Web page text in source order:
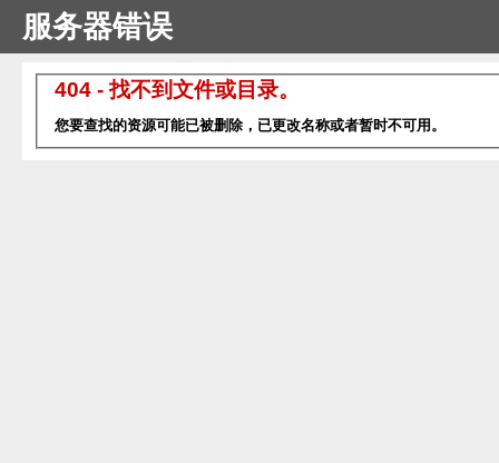
服务器错误
404 - 找不到文件或目录。
您要查找的资源可能已被删除，已更改名称或者暂时不可用。